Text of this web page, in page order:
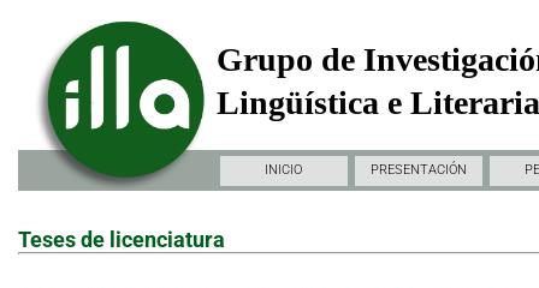
Grupo de
Lingüística e
INICIO PRESENTACIÓN
Teses de licenciatura